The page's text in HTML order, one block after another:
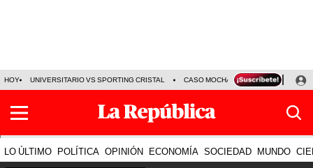
HOY UNIVERSITARIO VS SPORTING CRISTAL CASO MOCHASUELDOS
LO ÚLTIMO POLÍTICA OPINIÓN ECONOMÍA SOCIEDAD MUNDO